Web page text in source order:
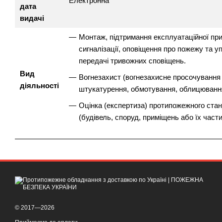
дата
видачі
Вид
діяльності
Монтаж, підтримання експлуатаційної
сигналізації, оповіщення про пожежу та
передачі тривожних сповіщень.
Вогнезахист (вогнезахисне
штукатурення, обмотування,
Оцінка (експертиза) протипожежного
(будівель, споруд, приміщень або їх
© 2017—2026